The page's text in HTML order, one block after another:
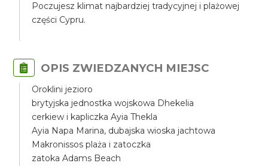
Poczujesz klimat najbardziej tradycyjnej i plażowej
części Cypru.
OPIS ZWIEDZANYCH MIEJSC
Oroklini jezioro
brytyjska jednostka wojskowa Dhekelia
cerkiew i kapliczka Ayia Thekla
Ayia Napa Marina, dubajska wioska jachtowa
Makronissos plaża i zatoczka
zatoka Adams Beach